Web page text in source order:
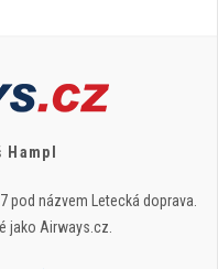
pod názvem Letecká doprava.
jako Airways.cz.